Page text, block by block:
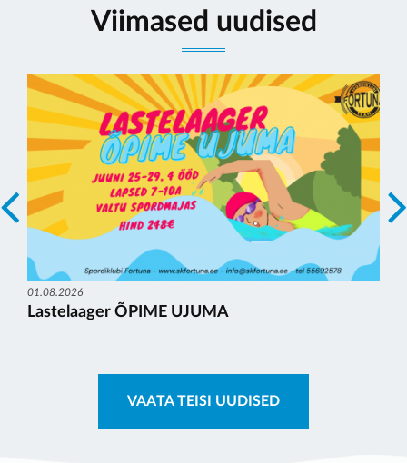
Viimased uudised
01.08.2026
Lastelaager ÕPIME UJUMA
VAATA TEISI UUDISED